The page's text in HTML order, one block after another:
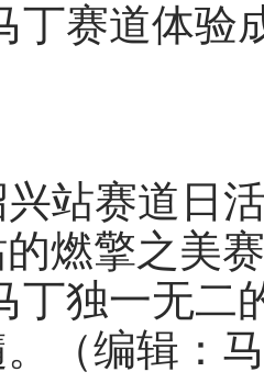
丁赛道体验
站赛道日
燃擎之美
丁独一无
（编辑：